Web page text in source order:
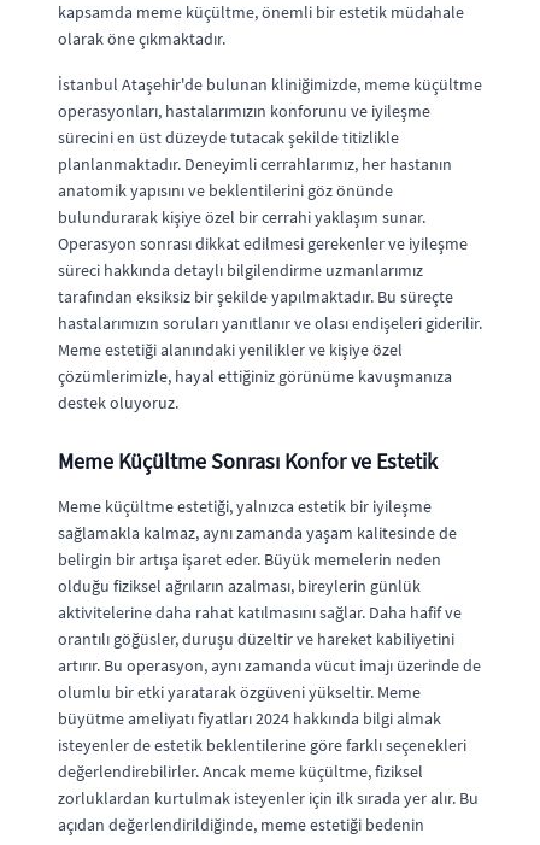
kapsamda meme küçültme, önemli bir estetik müdahale
olarak öne çıkmaktadır.
İstanbul Ataşehir'de bulunan kliniğimizde, meme küçültme
operasyonları, hastalarımızın konforunu ve iyileşme
sürecini en üst düzeyde tutacak şekilde titizlikle
planlanmaktadır. Deneyimli cerrahlarımız, her hastanın
anatomik yapısını ve beklentilerini göz önünde
bulundurarak kişiye özel bir cerrahi yaklaşım sunar.
Operasyon sonrası dikkat edilmesi gerekenler ve iyileşme
süreci hakkında detaylı bilgilendirme uzmanlarımız
tarafından eksiksiz bir şekilde yapılmaktadır. Bu süreçte
hastalarımızın soruları yanıtlanır ve olası endişeleri giderilir.
Meme estetiği alanındaki yenilikler ve kişiye özel
çözümlerimizle, hayal ettiğiniz görünüme kavuşmanıza
destek oluyoruz.
Meme Küçültme Sonrası Konfor ve Estetik
Meme küçültme estetiği, yalnızca estetik bir iyileşme
sağlamakla kalmaz, aynı zamanda yaşam kalitesinde de
belirgin bir artışa işaret eder. Büyük memelerin neden
olduğu fiziksel ağrıların azalması, bireylerin günlük
aktivitelerine daha rahat katılmasını sağlar. Daha hafif ve
orantılı göğüsler, duruşu düzeltir ve hareket kabiliyetini
artırır. Bu operasyon, aynı zamanda vücut imajı üzerinde de
olumlu bir etki yaratarak özgüveni yükseltir. Meme
büyütme ameliyatı fiyatları 2024 hakkında bilgi almak
isteyenler de estetik beklentilerine göre farklı seçenekleri
değerlendirebilirler. Ancak meme küçültme, fiziksel
zorluklardan kurtulmak isteyenler için ilk sırada yer alır. Bu
açıdan değerlendirildiğinde, meme estetiği bedenin